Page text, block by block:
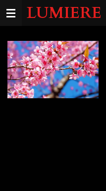
Passer
principal
LUMIERE